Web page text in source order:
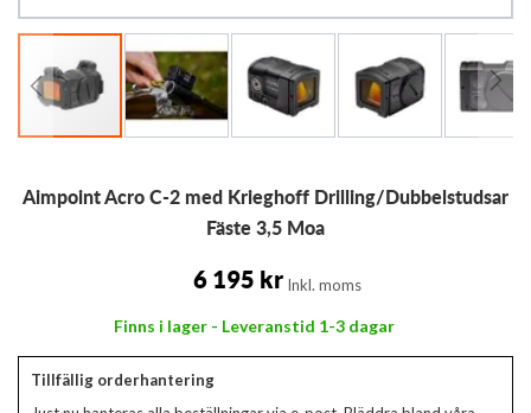
till
Aimpoint Acro C-2 med Krieghoff Drilling/Dubbelstudsar
Fäste 3,5 Moa
6 195 kr Inkl. moms
Finns i lager - Leveranstid 1-3 dagar
Tillfällig orderhantering